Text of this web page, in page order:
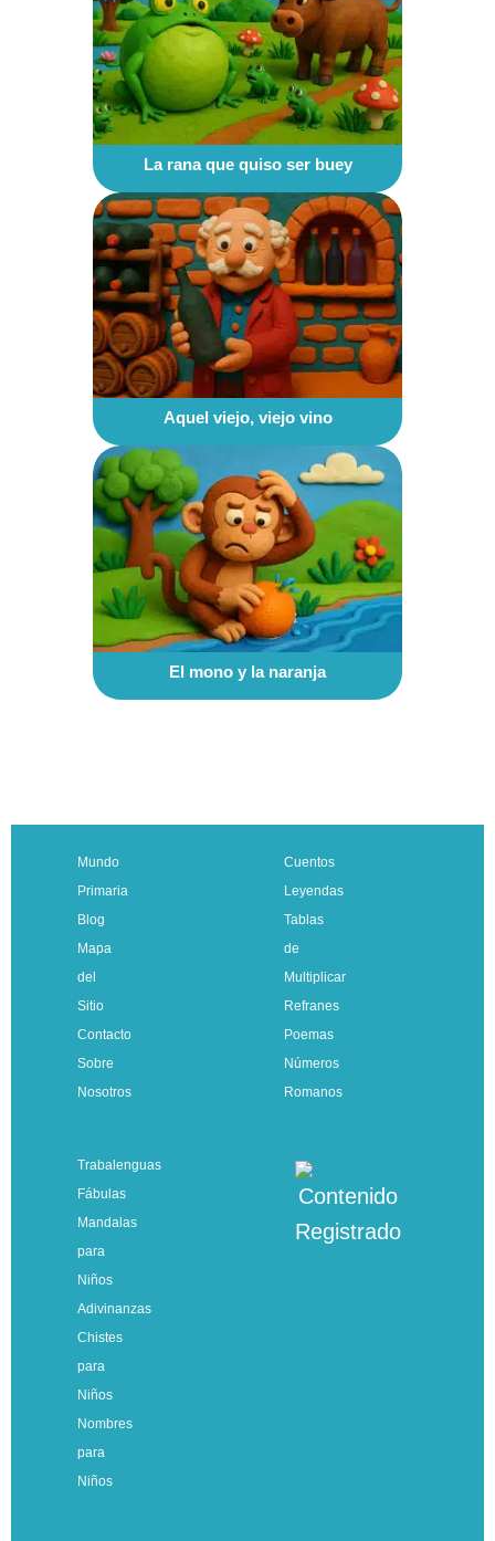
La rana que quiso ser buey
Aquel viejo, viejo vino
El mono y la naranja
Mundo
Primaria
Blog
Mapa
del
Sitio
Contacto
Sobre
Nosotros
Cuentos
Leyendas
Tablas
de
Multiplicar
Refranes
Poemas
Números
Romanos
Trabalenguas
Fábulas
Mandalas
para
Niños
Adivinanzas
Chistes
para
Niños
Nombres
para
Niños